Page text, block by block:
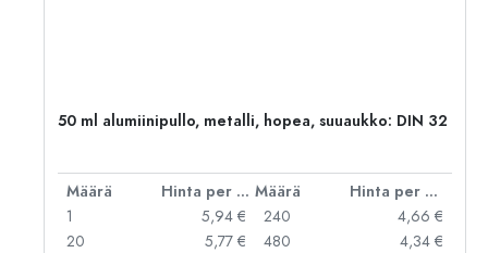
50 ml alumiinipullo, metalli, hopea, suuaukko: DIN 32
Määrä Hinta per kpl Määrä
Hinta per kpl
1
5,94 €
20
5,77 €
240
4,66 €
480
4,34 €